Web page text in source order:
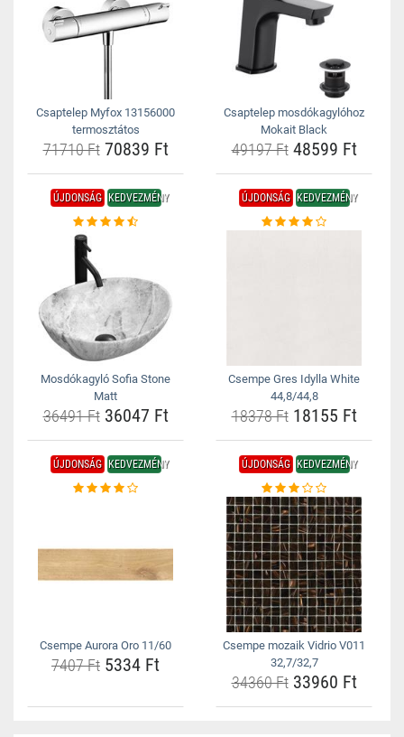
Csaptelep Myfox 13156000
termosztátos
71710 Ft70839 Ft
Csaptelep mosdókagylóhoz
Mokait Black
49197 Ft48599 Ft
ÚJDONSÁG KEDVEZMÉNY
Mosdókagyló Sofia Stone
Matt
36491 Ft36047 Ft
ÚJDONSÁG KEDVEZMÉNY
Csempe Gres Idylla White
44,8/44,8
18378 Ft18155 Ft
ÚJDONSÁG KEDVEZMÉNY
Csempe Aurora Oro 11/60
7407 Ft 5334 Ft
ÚJDONSÁG KEDVEZMÉNY
Csempe mozaik Vidrio V011
32,7/32,7
34360 Ft33960 Ft